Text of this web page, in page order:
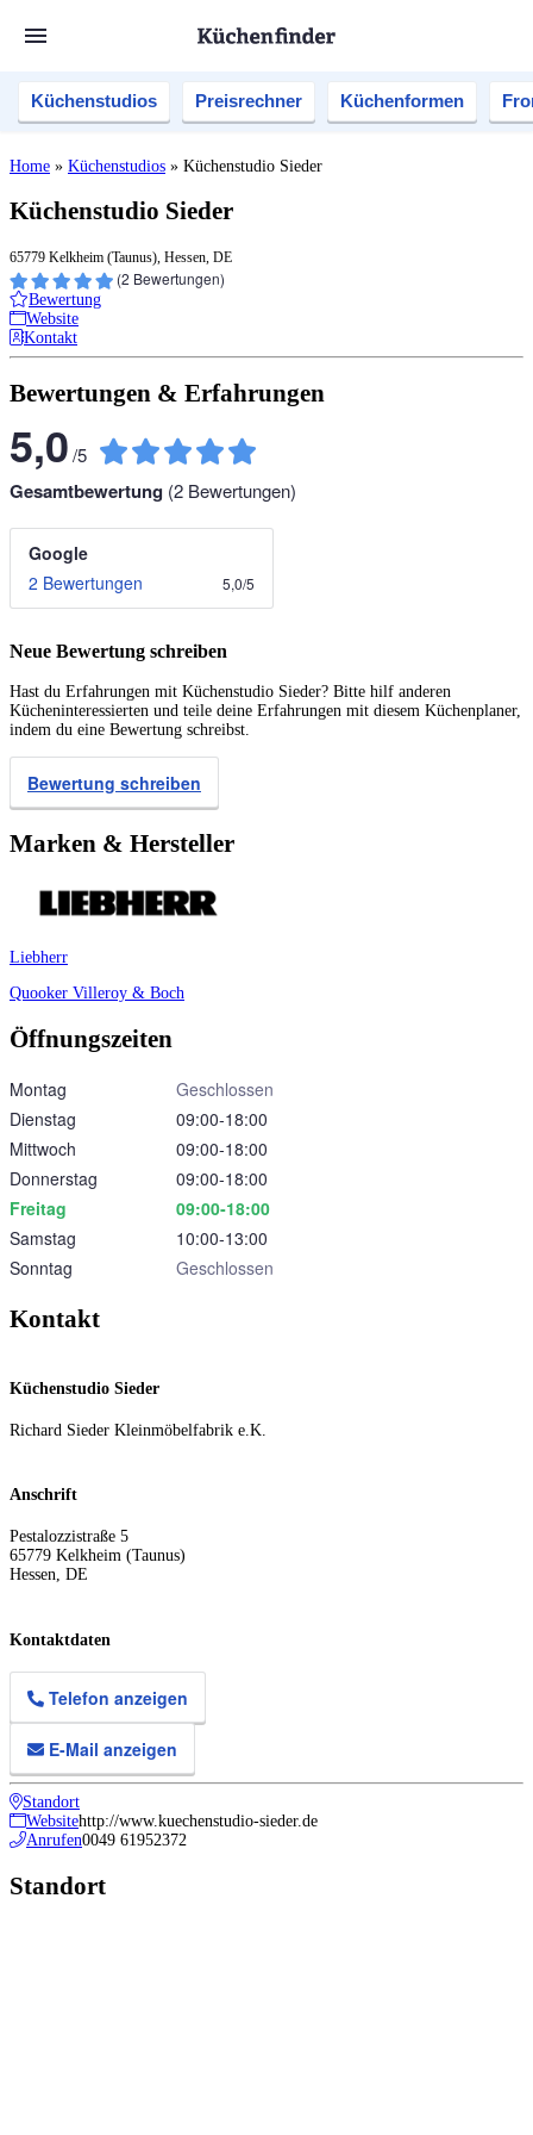
Küchenstudios Preisrechner Küchenformen
Home » Küchenstudios » Küchenstudio Sieder
Küchenstudio Sieder
65779 Kelkheim (Taunus), Hessen, DE
(2 Bewertungen)
Bewertung
Website
Kontakt
Bewertungen & Erfahrungen
5,0/5
Gesamtbewertung (2 Bewertungen)
Google
2 Bewertungen
5,0/5
Neue Bewertung schreiben
Hast du Erfahrungen mit Küchenstudio Sieder? Bitte hilf anderen
Kücheninteressierten und teile deine Erfahrungen mit diesem Küchenplaner,
indem du eine Bewertung schreibst.
Bewertung schreiben
Marken & Hersteller
Liebherr
Quooker Villeroy & Boch
Öffnungszeiten
Montag
Geschlossen
Dienstag
09:00‑18:00
Mittwoch
09:00‑18:00
Donnerstag
09:00‑18:00
Freitag
09:00‑18:00
Samstag
10:00‑13:00
Sonntag
Geschlossen
Kontakt
Küchenstudio Sieder
Richard Sieder Kleinmöbelfabrik e.K.
Anschrift
Pestalozzistraße 5
65779 Kelkheim (Taunus)
Hessen DE
Kontaktdaten
Telefon anzeigen
E-Mail anzeigen
Standort
Websitehttp://www.kuechenstudio-sieder.de
Anrufen0049 61952372
Standort